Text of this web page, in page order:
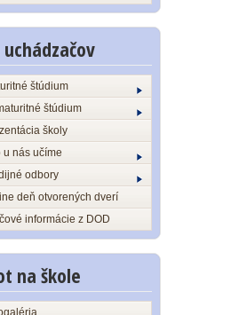
uchádzačov
štúdium
štúdium
školy
u nás učíme
odbory
deň otvorených dverí
informácie z DOD
na škole